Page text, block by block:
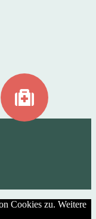
Cookies zu. Weitere